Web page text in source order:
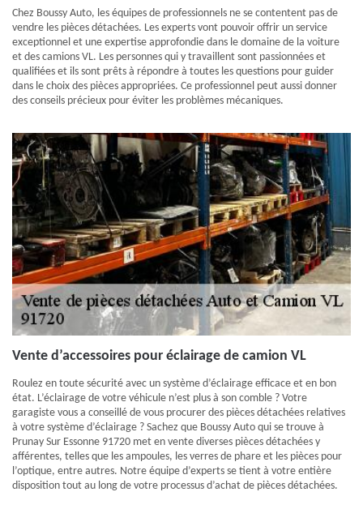
Chez Boussy Auto, les équipes de professionnels ne se contentent pas de
vendre les pièces détachées. Les experts vont pouvoir offrir un service
exceptionnel et une expertise approfondie dans le domaine de la voiture
et des camions VL. Les personnes qui y travaillent sont passionnées et
qualifiées et ils sont prêts à répondre à toutes les questions pour guider
dans le choix des pièces appropriées. Ce professionnel peut aussi donner
des conseils précieux pour éviter les problèmes mécaniques.
Vente d’accessoires pour éclairage de camion VL
Roulez en toute sécurité avec un système d’éclairage efficace et en bon
état. L’éclairage de votre véhicule n’est plus à son comble ? Votre
garagiste vous a conseillé de vous procurer des pièces détachées relatives
à votre système d’éclairage ? Sachez que Boussy Auto qui se trouve à
Prunay Sur Essonne 91720 met en vente diverses pièces détachées y
afférentes, telles que les ampoules, les verres de phare et les pièces pour
l’optique, entre autres. Notre équipe d’experts se tient à votre entière
disposition tout au long de votre processus d’achat de pièces détachées.